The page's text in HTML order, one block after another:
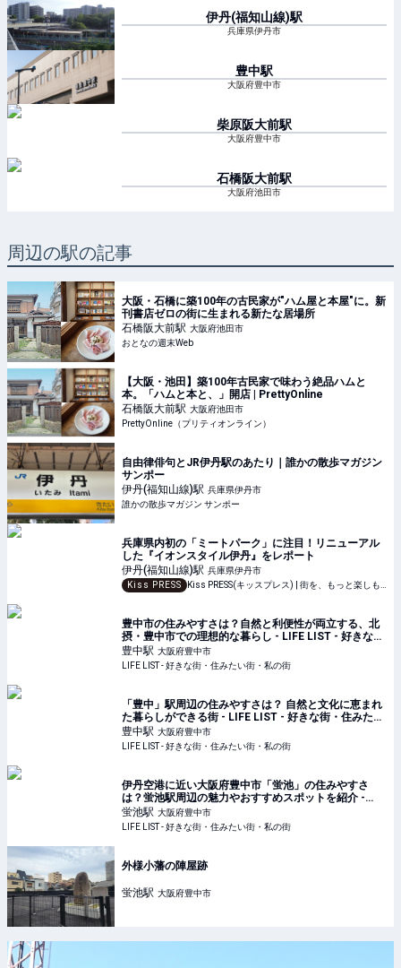
伊丹(福知山線)駅
兵庫県伊丹市
豊中駅
大阪府豊中市
柴原阪大前駅
大阪府豊中市
石橋阪大前駅
大阪府池田市
周辺の駅の記事
大阪・石橋に築100年の古民家が"ハム屋と本屋"に。新
刊書店ゼロの街に生まれる新たな居場所
石橋阪大前駅 大阪府池田市
おとなの週末Web
【大阪・池田】築100年古民家で味わう絶品ハムと
本。「ハムと本と、」開店 | PrettyOnline
石橋阪大前駅 大阪府池田市
PrettyOnline（プリティオンライン）
自由律俳句とJR伊丹駅のあたり｜誰かの散歩マガジン
サンポー
伊丹(福知山線)駅 兵庫県伊丹市
誰かの散歩マガジン サンポー
兵庫県内初の「ミートパーク」に注目！リニューアル
した『イオンスタイル伊丹』をレポート
伊丹(福知山線)駅 兵庫県伊丹市
Kiss PRESS
豊中市の住みやすさは？自然と利便性が両立する、北
摂・豊中市での理想的な暮らし - LIFE LIST - 好きな
街・住みたい街・私の街
豊中駅 大阪府豊中市
LIFE LIST - 好きな街・住みたい街・私の街
「豊中」駅周辺の住みやすさは？ 自然と文化に恵まれ
た暮らしができる街 - LIFE LIST - 好きな街・住みたい
街・私の街
豊中駅 大阪府豊中市
LIFE LIST - 好きな街・住みたい街・私の街
伊丹空港に近い大阪府豊中市「蛍池」の住みやすさ
は？蛍池駅周辺の魅力やおすすめスポットを紹介 -
LIFE LIST - 好きな街・住みたい街・私の街
蛍池駅 大阪府豊中市
LIFE LIST - 好きな街・住みたい街・私の街
外様小藩の陣屋跡
蛍池駅 大阪府豊中市